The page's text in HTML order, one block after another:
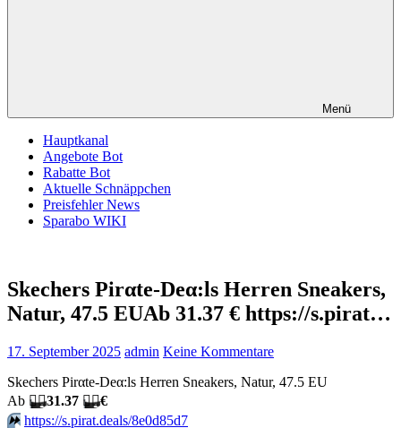
Menü
Hauptkanal
Angebote Bot
Rabatte Bot
Aktuelle Schnäppchen
Preisfehler News
Sparabo WIKI
Skechers Pirαtе-Dеα:ls Herren Sneakers,
Natur, 47.5 EUАb 31.37 € https://s.pirat…
17. September 2025 admin Keine Kommentare
Skechers Pirαtе-Dеα:ls Herren Sneakers, Natur, 47.5 EU
Аb 🏴‍☠️31.37 🏴‍☠️€
⏩️ https://s.pirat.deals/8e0d85d7